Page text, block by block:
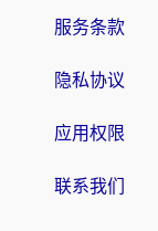
服务条款
隐私协议
应用权限
联系我们